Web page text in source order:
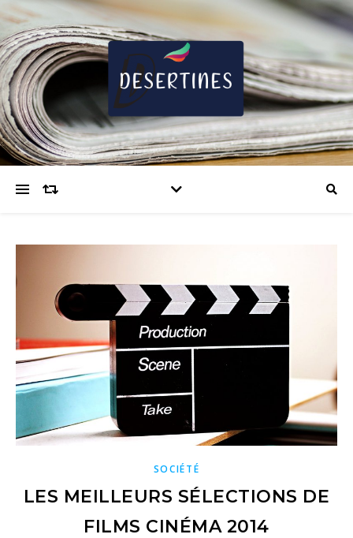
SOCIÉTÉ
LES MEILLEURS SÉLECTIONS DE
FILMS CINÉMA 2014